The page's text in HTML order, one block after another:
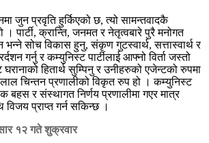
जुन प्रवृति हुर्किएको छ, त्यो सामन्तवादकै
पार्टी, क्रान्ति, जनमत र नेतृत्वबारे पुरै मनोगत
सोच विकास हुनु, संकृण गुटस्वार्थ, सत्तास्वार्थ र
गर्नु र कम्युनिस्ट पार्टीलाई आफ्नो विर्ता जस्तो
घरानाको हितार्थ सुम्पिनु र उनीहरुको एजेन्टको रुपमा
चिन्तन प्रणालीको विकृत रुप हो । कम्युनिस्ट
बहस र संस्थागत निर्णय प्रणालीमा गएर मात्र
विजय प्राप्त गर्न सकिन्छ ।
१२ गते शुक्रवार